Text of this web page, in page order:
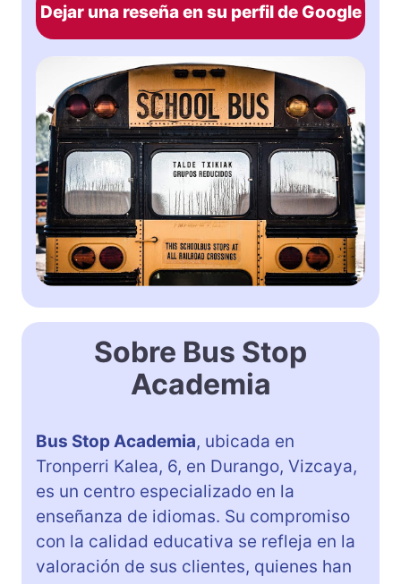
Dejar una reseña en su perfil de Google
Sobre Bus Stop
Academia
Bus Stop Academia, ubicada en
Tronperri Kalea, 6, en Durango, Vizcaya,
es un centro especializado en la
enseñanza de idiomas. Su compromiso
con la calidad educativa se refleja en la
valoración de sus clientes, quienes han